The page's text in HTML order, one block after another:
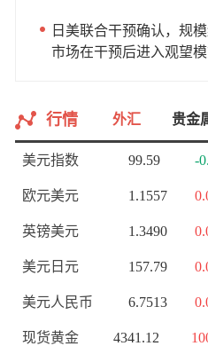
日美联合干预确认，规模
市场在干预后进入观望
行情 外汇 贵金
美元指数 99.59 -
欧元美元 1.1557
英镑美元 1.3490
美元日元 157.79
美元人民币 6.7513
现货黄金 4341.12